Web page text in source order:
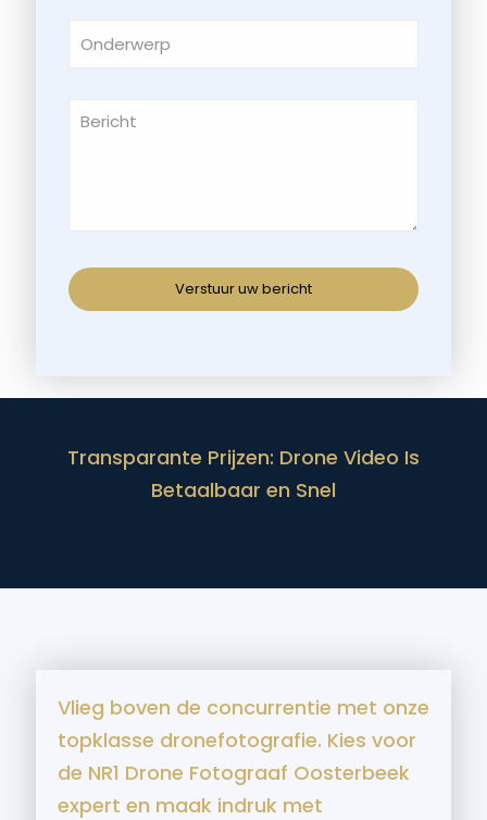
Transparante Prijzen: Drone Video Is
Betaalbaar en Snel
Vlieg boven de concurrentie met onze
topklasse dronefotografie. Kies voor
de NR1 Drone Fotograaf Oosterbeek
expert en maak indruk met